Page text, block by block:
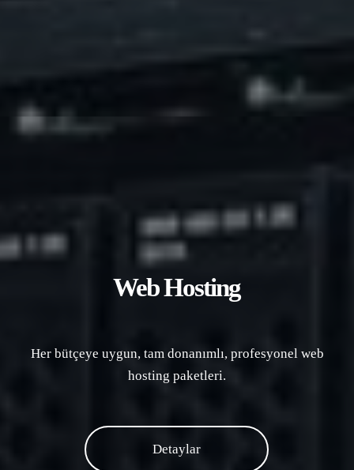
Web Hosting
Her bütçeye uygun, tam donanımlı, profesyonel web
hosting paketleri.
Detaylar